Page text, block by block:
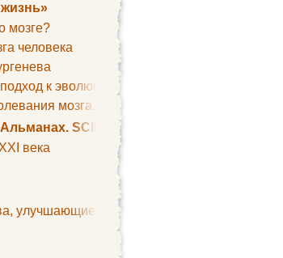
мозге?
человека
к эволюции мозга
мозга. Все может начаться с
SCIENTIFIC AMERICAN
века
улучшающие умственные способности